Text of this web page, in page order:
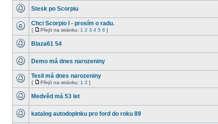
příspěvky
nové
příspěvky
Stesk po Scorpiu
Žádné
příspěvky
Chci Scorpio I - prosím o radu.
[
Přejít
stránku
Přejít na stránku: 1 2 3 4 5 6 ]
příspěvky
Blaza61 54
nové
příspěvky
Demo má dnes narozeniny
Žádné
příspěvky
Tesil má dnes narozeniny
[
Přejít
stránku
Přejít na stránku: 1 2 ]
příspěvky
Medvěd má 53 let
katalog autodoplnku pro ford do roku 89